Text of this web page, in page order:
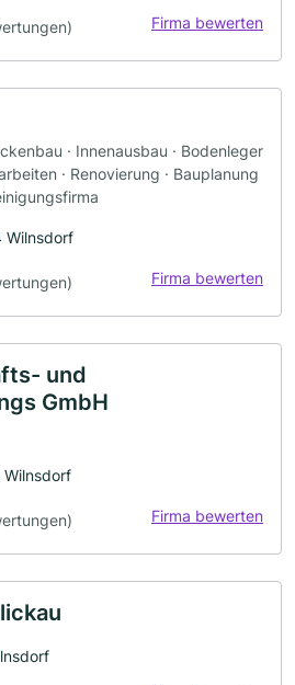
Firma bewerten
· Innenausbau · Bodenleger
· Renovierung · Bauplanung
Wilnsdorf
Firma bewerten
und
GmbH
Wilnsdorf
Firma bewerten